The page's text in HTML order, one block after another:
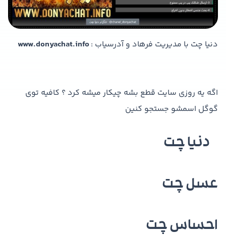
دنیا چت با مدیریت فرهاد و آدرسیاب :www.donyachat.info
اگه یه روزی سایت قطع بشه چیکار میشه کرد ؟ کافیه توی
گوگل اسمشو جستجو کنین
دنیا چت
عسل چت
احساس چت